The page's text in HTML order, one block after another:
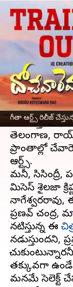
గీతా ఆర్ట్స్ రిలీజ్
డబ్బు
Sriram
ఈ వార్తాకథనం ఏంటి
దోచేవారెవరురా
తీసుకొస్తుంది
తెలంగాణ, రాయ్
ప్రాంతాల్లో
ఆర్ట్స్.
మనీ, సిసింద్రీ,
మిసెస్ శైలజా
నాగేశ్వరరావు,
ప్రణవ్
నటిస్తున్న ఈ
నడుస్తుందని,
తక్కువగా
మనమే సెలెక్ట్